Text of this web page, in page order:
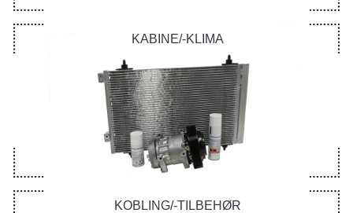
KABINE/-KLIMA
KOBLING/-TILBEHØR